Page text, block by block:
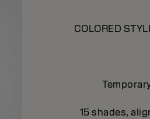
COLORED
15 shades,